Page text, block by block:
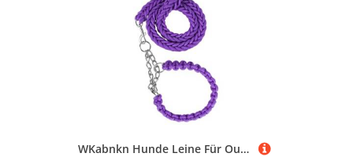
WKabnkn Hunde Leine Für Outdoor Walking Nopull Haustiertraining Leiter Praktisches Nylon Leine Einstellbares Traktionsseil Für Große Hunde Blei